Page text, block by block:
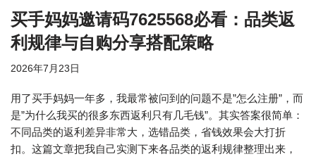
买手妈妈邀请码7625568必看：品类返
利规律与自购分享搭配策略
2026年7月23日
用了买手妈妈一年多，我最常被问到的问题不是”怎么注册”，而
是”为什么我买的很多东西返利只有几毛钱”。其实答案很简单：
不同品类的返利差异非常大，选错品类，省钱效果会大打折
扣。这篇文章把我自己实测下来各品类的返利规律整理出来，